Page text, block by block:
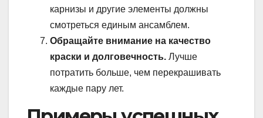
карнизы и другие элементы должны
смотреться единым ансамблем.
Обращайте внимание на качество
краски и долговечность. Лучше
потратить больше, чем перекрашивать
каждые пару лет.